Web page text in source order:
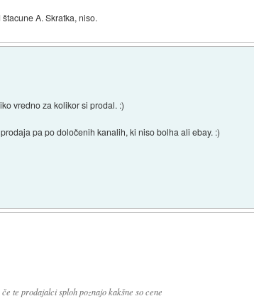
A. Skratka, niso.
vredno za kolikor si prodal. :)
pa po določenih kanalih, ki niso bolha ali ebay. :)
te prodajalci sploh poznajo kakšne so cene